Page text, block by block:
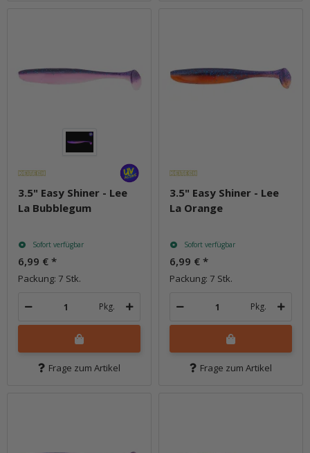
3.5" Easy Shiner - Lee
La Bubblegum
Sofort verfügbar
6,99 € *
Packung: 7 Stk.
Pkg.
Frage zum Artikel
3.5" Easy Shiner - Lee
La Orange
Sofort verfügbar
6,99 € *
Packung: 7 Stk.
Pkg.
Frage zum Artikel